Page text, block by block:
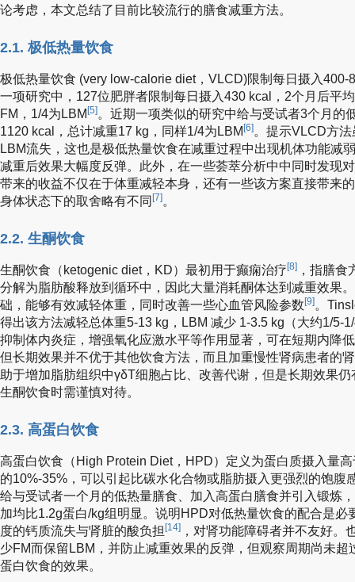
论考虑，本文总结了目前比较流行的膳食减重方法。
2.1. 极低热量饮食
极低热量饮食 (very low-calorie diet，VLCD)限制每日摄入
一项研究中，127位肥胖者限制每日摄入430 kcal，2个月后平
FM，1/4为LBM[5]。近期一项类似的研究中给与受试者3个月的
1120 kcal，总计减重17 kg，同样1/4为LBM[6]。提示VLCD方
LBM流失，这也是极低热量饮食在减重过程中出现机体功能减
减重后效果大幅度反弹。此外，在一些荟萃分析中中同时发现
带来的收益不仅在于体重减轻本身，还有一些该方案直接带来
身体状态下的取舍略有不同 [7]。
2.2. 生酮饮食
生酮饮食（ketogenic diet，KD）最初用于癫痫治疗[8] ，指膳
分解为脂肪酸释放到循环中，因此大量消耗酮体达到减重效果
础，能够有效减轻体重，同时改善一些心血管风险参数[9]。
得出该方法减轻总体重5-13 kg，LBM 减少 1-3.5 kg（大约1/5-
抑制体内炎症，增强氧化应激水平等作用显著，可在短期内降
但长期效果并不优于其他饮食方法，而且加重慢性肾病患者的
助于增加脂肪组织中γδT细胞占比、改善代谢，但是长期效果
生酮饮食时需谨慎对待。
2.3. 高蛋白饮食
高蛋白饮食（High Protein Diet，HPD）定义为蛋白质摄入量
的10%-35%，可以引起比碳水化合物或脂肪摄入更强烈的饱腹
给与受试者一个月的低热量膳食、加入高蛋白膳食并引入锻炼
加均比1.2g蛋白/kg组明显。说明HPD对低热量饮食的配合是
度的钙质流失与肾脏的酸负担[14] ，对肾功能障碍者并不友好。
少FM而保留LBM，并防止减重效果的反弹，但观察周期尚未
蛋白饮食的效果。